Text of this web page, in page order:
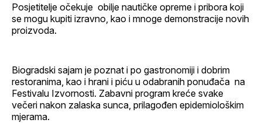
Posjetitelje očekuje obilje nautičke opreme i pribora koji
se mogu kupiti izravno, kao i mnoge demonstracije novih
proizvoda.
Biogradski sajam je poznat i po gastronomiji i dobrim
restoranima, kao i hrani i piću u odabranih ponuđača na
Festivalu Izvornosti. Zabavni program kreće svake
večeri nakon zalaska sunca, prilagođen epidemiološkim
mjerama.